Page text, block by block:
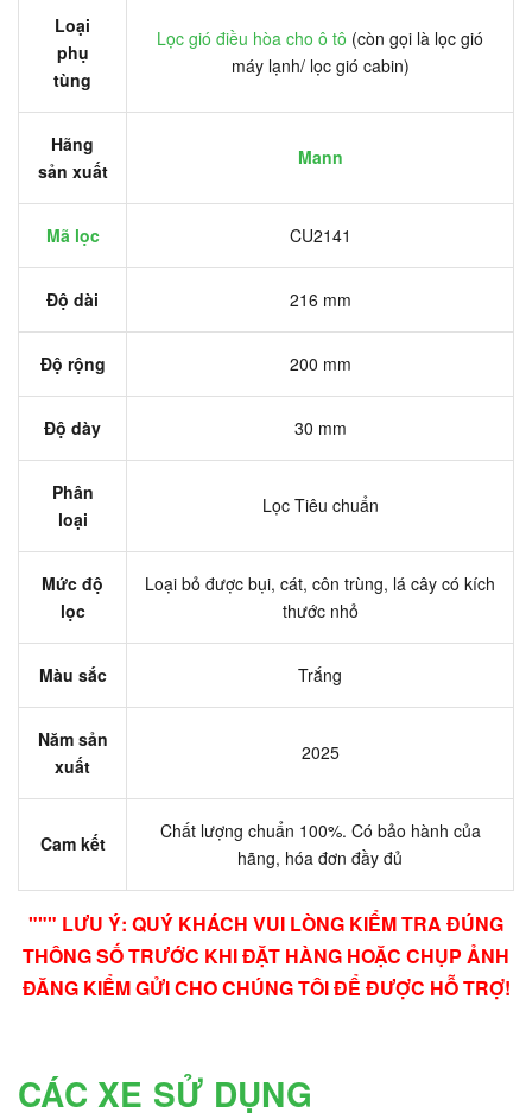
Loại
phụ
tùng
Lọc gió điều hòa cho ô tô (còn gọi là lọc gió
máy lạnh/ lọc gió cabin)
Hãng
sản xuất
Mann
Mã lọc CU2141
Độ dài 216 mm
Độ rộng 200 mm
Độ dày 30 mm
Phân
loại
Lọc Tiêu chuẩn
Mức độ
lọc
Loại bỏ được bụi, cát, côn trùng, lá cây có kích
thước nhỏ
Màu sắc Trắng
Năm sản
xuất
2025
Cam kết
Chất lượng chuẩn 100%. Có bảo hành của
hãng, hóa đơn đầy đủ
""" LƯU Ý: QUÝ KHÁCH VUI LÒNG KIỂM TRA ĐÚNG
THÔNG SỐ TRƯỚC KHI ĐẶT HÀNG HOẶC CHỤP ẢNH
ĐĂNG KIỂM GỬI CHO CHÚNG TÔI ĐỂ ĐƯỢC HỖ TRỢ!
CÁC XE SỬ DỤNG